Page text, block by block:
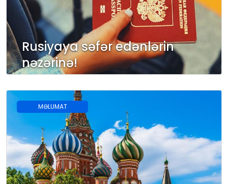
Rusiyaya səfər edənlərin
nəzərinə!
MƏLUMAT